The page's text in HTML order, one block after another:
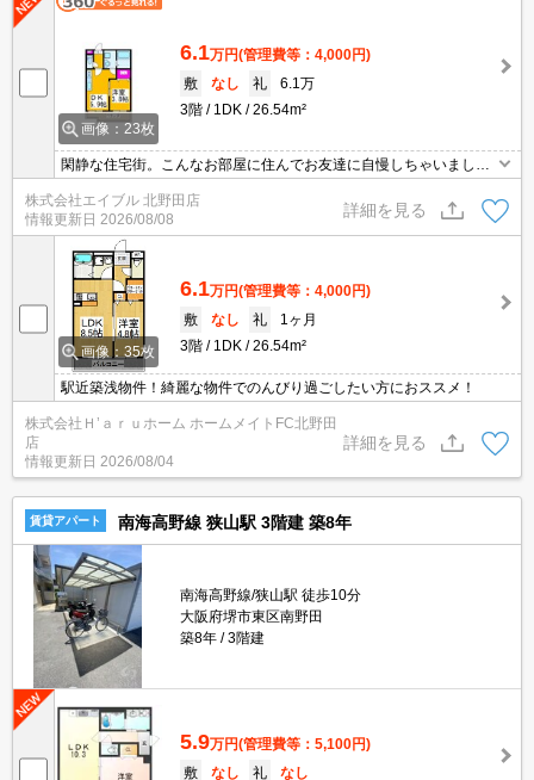
画像：23枚
6.1万円(管理費等：4,000円)
敷
なし 礼
6.1万
3階
1DK 26.54m²
閑静な住宅街。こんなお部屋に住んでお友達に自慢しちゃいましょ
株式会社エイブル 北野田店
情報更新日 2026/08/08
詳細を見る
画像：35枚
6.1万円(管理費等：4,000円)
敷
なし 礼
1ヶ月
3階
1DK 26.54m²
駅近築浅物件！綺麗な物件でのんびり過ごしたい方におススメ！
株式会社Ｈ’ａｒｕホーム ホームメイトFC北野田
店
情報更新日 2026/08/04
詳細を見る
賃貸アパート 南海高野線 狭山駅 3階建 築8年
南海高野線/狭山駅 徒歩10分
大阪府堺市東区南野田
築8年
3階建
5.9万円(管理費等：5,100円)
敷
なし 礼
なし